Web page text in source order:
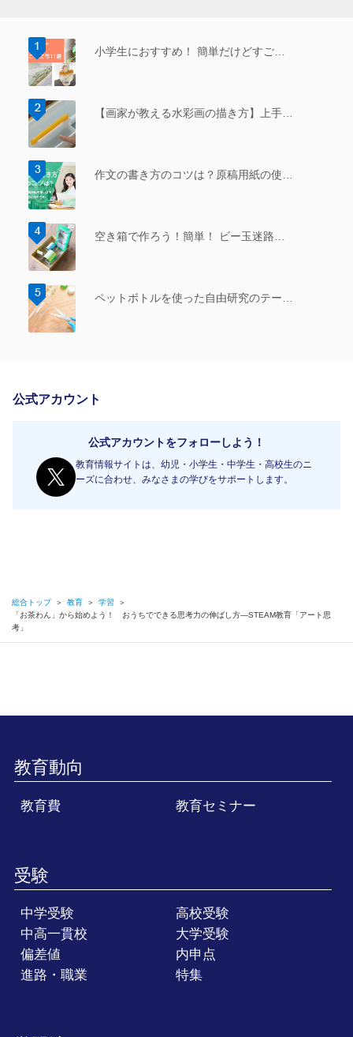
小学生におすすめ！ 簡単だけどすご…
【画家が教える水彩画の描き方】上手…
作文の書き方のコツは？原稿用紙の使…
空き箱で作ろう！簡単！ ビー玉迷路…
ペットボトルを使った自由研究のテー…
公式アカウント
公式アカウントをフォローしよう！
教育情報サイトは、幼児・小学生・中学生・高校生のニ
ーズに合わせ、みなさまの学びをサポートします。
総合トップ ＞ 教育 ＞ 学習
＞
「お茶わん」から始めよう！ おうちでできる思考力の伸ばし方​—STEAM教育「アート思
考」
教育動向
教育費 教育セミナー
受験
中学受験
高校受験
中高一貫校
大学受験
偏差値
内申点
進路・職業
特集